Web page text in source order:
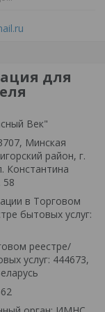
для
Век"
Минская
район, г.
Константина
58
в Торговом
бытовых услуг:
реестре/
услуг: 444673,